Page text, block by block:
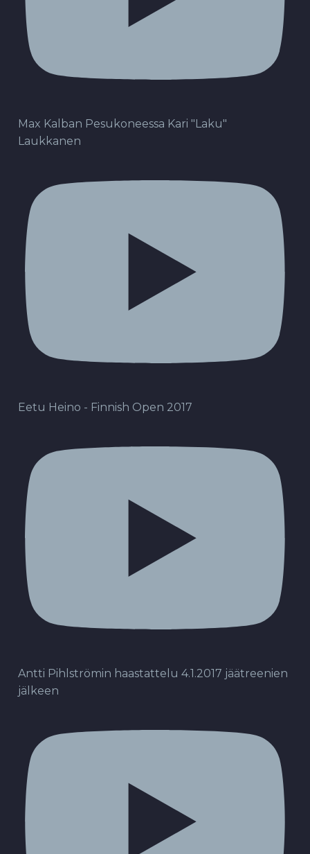
Max Kalban Pesukoneessa Kari "Laku"
Laukkanen
Eetu Heino - Finnish Open 2017
Antti Pihlströmin haastattelu 4.1.2017 jäätreenien
jälkeen